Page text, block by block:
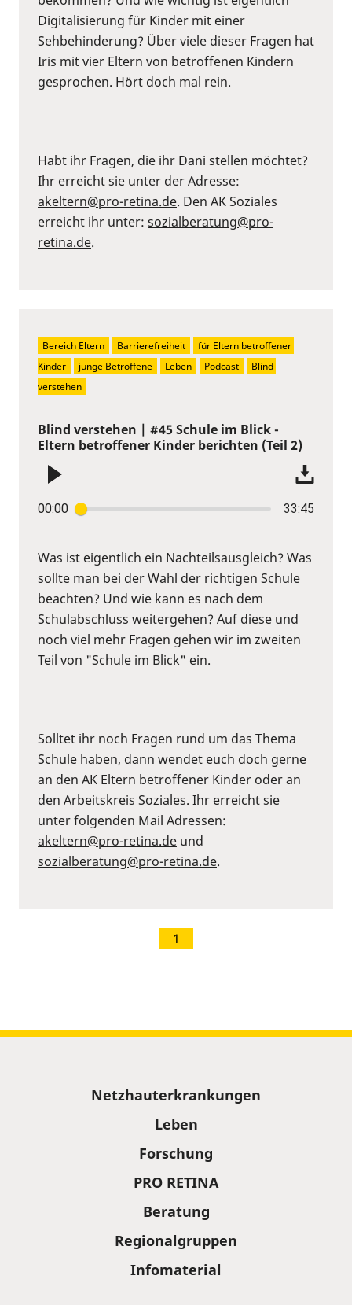
Digitalisierung für Kinder mit einer
Sehbehinderung? Über viele dieser Fragen hat
Iris mit vier Eltern von betroffenen Kindern
gesprochen. Hört doch mal rein.
Habt ihr Fragen, die ihr Dani stellen möchtet?
Ihr erreicht sie unter der Adresse:
akeltern@pro-retina.de. Den AK Soziales
erreicht ihr unter: sozialberatung@pro-
retina.de.
Blind verstehen | #45 Schule im Blick -
Eltern betroffener Kinder berichten (Teil 2)
00:00 33:45
Was ist eigentlich ein Nachteilsausgleich? Was
sollte man bei der Wahl der richtigen Schule
beachten? Und wie kann es nach dem
Schulabschluss weitergehen? Auf diese und
noch viel mehr Fragen gehen wir im zweiten
Teil von "Schule im Blick" ein.
Solltet ihr noch Fragen rund um das Thema
Schule haben, dann wendet euch doch gerne
an den AK Eltern betroffener Kinder oder an
den Arbeitskreis Soziales. Ihr erreicht sie
unter folgenden Mail Adressen:
akeltern@pro-retina.de und
sozialberatung@pro-retina.de.
Bereich Eltern Barrierefreiheit
für Eltern betroffener
Kinder
junge Betroffene Leben Podcast
Blind
verstehen
1
Netzhauterkrankungen
Leben
Forschung
PRO RETINA
Beratung
Regionalgruppen
Infomaterial